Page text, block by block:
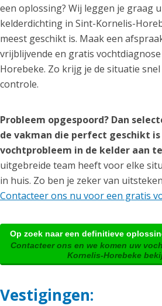
een oplossing? Wij leggen je graag
kelderdichting in Sint-Kornelis-
meest geschikt is. Maak een
vrijblijvende en gratis
Horebeke. Zo krijg je de situatie
controle.
Probleem opgespoord? Dan
de vakman die perfect geschikt
vochtprobleem in de kelder aan
uitgebreide team heeft voor elke
in huis. Zo ben je zeker van
Contacteer ons nu voor een gratis
Op zoek naar een definitieve
Contacteer ons en we komen uw
Kornelis-Horebeke
Vestigingen: